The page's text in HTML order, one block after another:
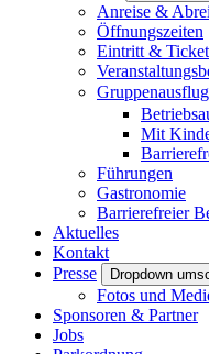
Anreise &
Öffnungszeiten
Eintritt &
Gruppenausflug
Mit
Führungen
Gastronomie
Barrierefreier
Aktuelles
Kontakt
Presse
Dropdown
Fotos und
Sponsoren & Partner
Jobs